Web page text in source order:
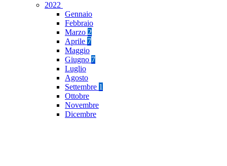
2022
Gennaio
Febbraio
Marzo 2
Aprile 7
Maggio
Giugno 7
Luglio
Agosto
Settembre 1
Ottobre
Novembre
Dicembre